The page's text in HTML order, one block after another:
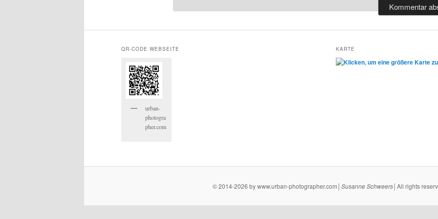
QR-CODE WEBSEITE
urban-
photogra
pher.com
KARTE
© 2014-2026 by www.urban-photographer.com│ Susanne Schweers│All rights